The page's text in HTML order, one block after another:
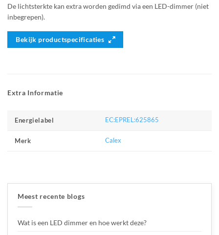
De lichtsterkte kan extra worden gedimd via een LED-dimmer (niet
inbegrepen).
Bekijk productspecificaties
Extra Informatie
Energielabel EC:EPREL:625865
Merk Calex
Meest recente blogs
Wat is een LED dimmer en hoe werkt deze?